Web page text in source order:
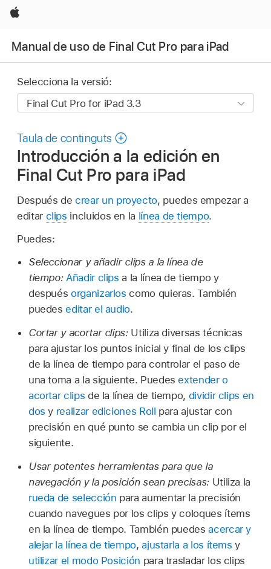
Apple
Manual de uso de Final Cut Pro para iPad
Selecciona la versió:
Taula de continguts
Introducción a la edición en
Final Cut Pro para iPad
Después decrear un proyecto, puedes empezar a
editar clips incluidos en la línea de tiempo.
Puedes:
Seleccionar y añadir clips a la línea de
tiempo: Añadir clips a la línea de tiempo y
despuésorganizarlos como quieras. También
puedeseditar el audio.
Cortar y acortar clips:Utiliza diversas técnicas
para ajustar los puntos inicial y final de los clips
de la línea de tiempo para controlar el paso de
una toma a la siguiente. Puedesextender o
acortar clips de la línea de tiempo, dividir clips en
dos y realizar ediciones Roll para ajustar con
precisión en qué punto se cambia un clip por el
siguiente.
Usar potentes herramientas para que la
navegación y la posición sean precisas:Utiliza la
rueda de selección para aumentar la precisión
cuando navegues por los clips y coloques ítems
en la línea de tiempo. También puedesacercar y
alejar la línea de tiempo,ajustarla a los ítems y
utilizar el modo Posición para trasladar los clips